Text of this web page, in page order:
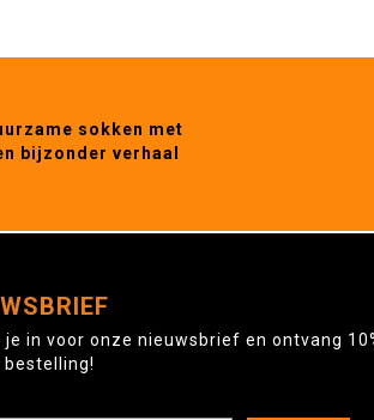
sokken met
bijzonder verhaal
in voor onze nieuwsbrief en ontvang